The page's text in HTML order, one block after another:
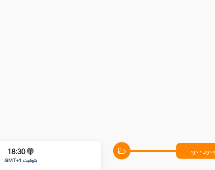
18:30
بتوقيت GMT+1